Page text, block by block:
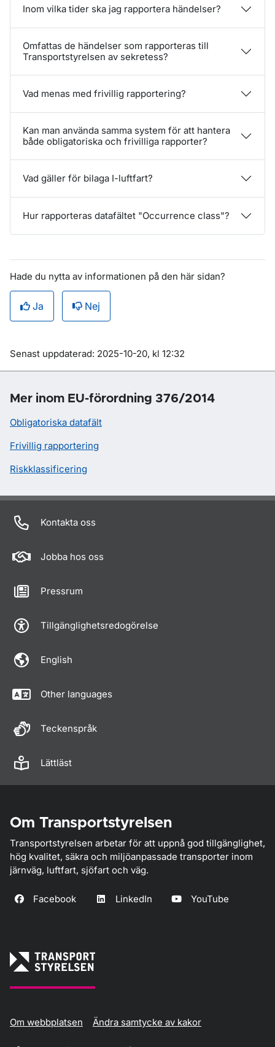
Inom vilka tider ska jag rapportera händelser?
Omfattas de händelser som rapporteras till
Transportstyrelsen av sekretess?
Vad menas med frivillig rapportering?
Kan man använda samma system för att hantera
både obligatoriska och frivilliga rapporter?
Vad gäller för bilaga I-luftfart?
Hur rapporteras datafältet "Occurrence class"?
Hade du nytta av informationen på den här sidan?
Ja Nej
Om sidan
Senast uppdaterad: 2025-10-20, kl 12:32
Mer inom EU-förordning 376/2014
Obligatoriska datafält
Frivillig rapportering
Riskklassificering
Kontakta oss
Jobba hos oss
Pressrum
Tillgänglighetsredogörelse
English
Other languages
Teckenspråk
Lättläst
Om Transportstyrelsen
Transportstyrelsen arbetar för att uppnå god tillgänglighet,
hög kvalitet, säkra och miljöanpassade transporter inom
järnväg, luftfart, sjöfart och väg.
Facebook LinkedIn YouTube
Om webbplatsen Ändra samtycke av kakor